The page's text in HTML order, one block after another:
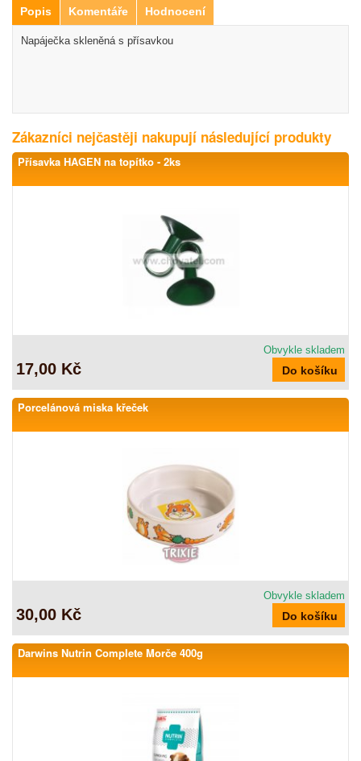
Popis Komentáře Hodnocení
Napáječka skleněná s přísavkou
Zákazníci nejčastěji nakupují následující produkty
Přísavka HAGEN na topítko - 2ks
Obvykle skladem
17,00 Kč
Porcelánová miska křeček
Obvykle skladem
30,00 Kč
Darwins Nutrin Complete Morče 400g